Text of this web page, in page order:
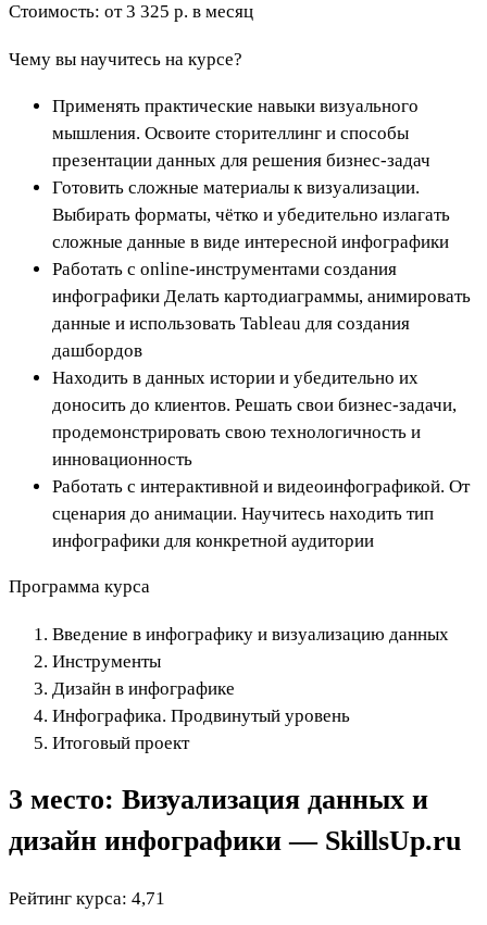
Стоимость: от 3 325 р. в месяц
Чему вы научитесь на курсе?
Применять практические навыки визуального
мышления. Освоите сторителлинг и способы
презентации данных для решения бизнес-задач
Готовить сложные материалы к визуализации.
Выбирать форматы, чётко и убедительно излагать
сложные данные в виде интересной инфографики
Работать с online-инструментами создания
инфографики Делать картодиаграммы, анимировать
данные и использовать Tableau для создания
дашбордов
Находить в данных истории и убедительно их
доносить до клиентов. Решать свои бизнес-задачи,
продемонстрировать свою технологичность и
инновационность
Работать с интерактивной и видеоинфографикой. От
сценария до анимации. Научитесь находить тип
инфографики для конкретной аудитории
Программа курса
Введение в инфографику и визуализацию данных
Инструменты
Дизайн в инфографике
Инфографика. Продвинутый уровень
Итоговый проект
3 место: Визуализация данных и
дизайн инфографики — SkillsUp.ru
Рейтинг курса: 4,71